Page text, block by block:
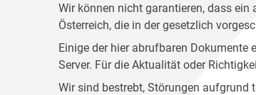
Wir können nicht garantieren, dass
Österreich, die in der gesetzlich
Einige der hier abrufbaren Dokumente
Server. Für die Aktualität oder
Wir sind bestrebt, Störungen aufgrund